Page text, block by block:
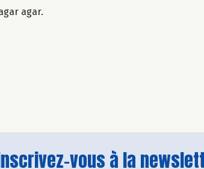
agar.
vous à la